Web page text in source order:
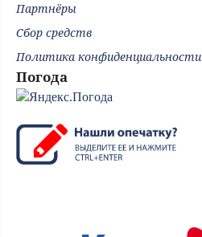
Партнёры
Сбор средств
Политика конфиденциальности
Погода